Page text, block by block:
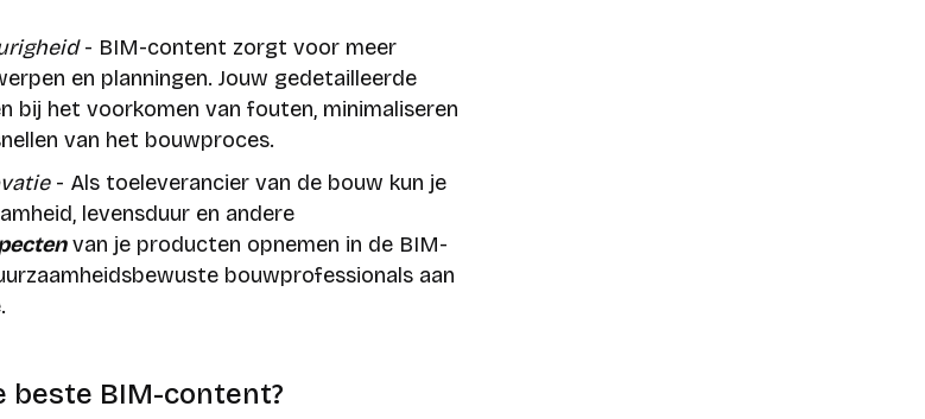
- BIM-content zorgt voor meer
en planningen. Jouw gedetailleerde
bij het voorkomen van fouten, minimaliseren
van het bouwproces.
- Als toeleverancier van de bouw kun je
levensduur en andere
van je producten opnemen in de BIM-
bouwprofessionals aan
beste BIM-content?